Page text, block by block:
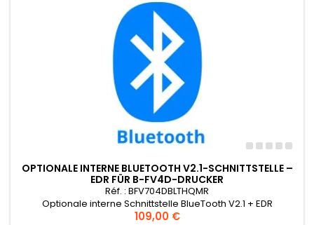
OPTIONALE INTERNE BLUETOOTH V2.1-SCHNITTSTELLE –
EDR FÜR B-FV4D-DRUCKER
Réf. : BFV704DBLTHQMR
Optionale interne Schnittstelle BlueTooth V2.1 + EDR
Preis
109,00 €